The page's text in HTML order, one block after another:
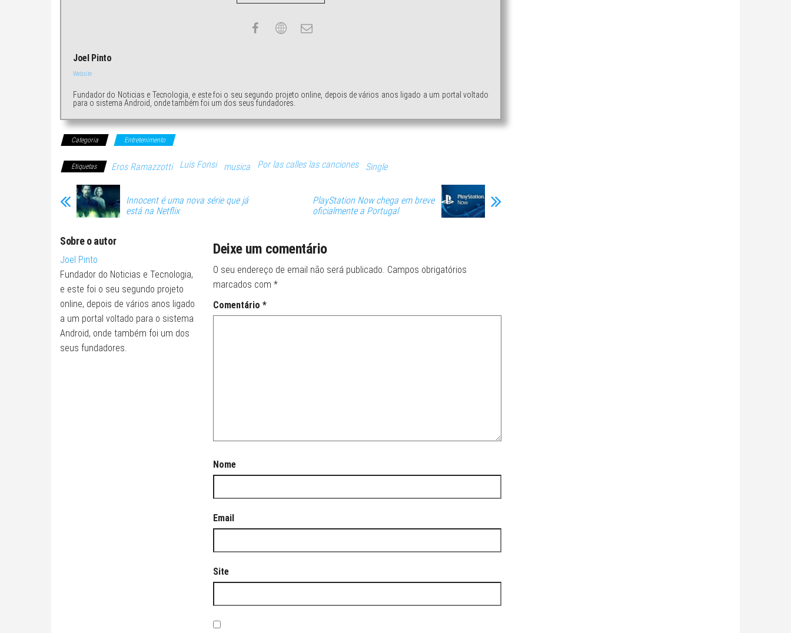
Joel Pinto
Website
Fundador do Noticias e Tecnologia, e este foi o seu segundo projeto online, depois de vários anos ligado a um portal voltado
para o sistema Android, onde também foi um dos seus fundadores.
Categoria Entretenimento
Etiquetas Eros Ramazzotti Luis Fonsi musica Por las calles las canciones Single
Innocent é uma nova série que já
está na Netflix
PlayStation Now chega em breve
oficialmente a Portugal
Sobre o autor
Joel Pinto
Fundador do Noticias e Tecnologia,
e este foi o seu segundo projeto
online, depois de vários anos ligado
a um portal voltado para o sistema
Android, onde também foi um dos
seus fundadores.
Deixe um comentário
O seu endereço de email não será publicado. Campos obrigatórios
marcados com *
Comentário *
Nome
Email
Site